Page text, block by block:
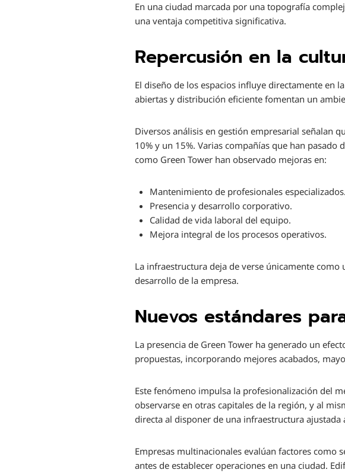
En una ciudad marcada por una topografía
una ventaja competitiva significativa.
Repercusión en la
El diseño de los espacios influye directamente en
abiertas y distribución eficiente fomentan un
Diversos análisis en gestión empresarial señalan
10% y un 15%. Varias compañías que han
como Green Tower han observado mejoras en:
Mantenimiento de profesionales especializados.
Presencia y desarrollo corporativo.
Calidad de vida laboral del equipo.
Mejora integral de los procesos operativos.
La infraestructura deja de verse únicamente
desarrollo de la empresa.
Nuevos estándares
La presencia de Green Tower ha generado un
propuestas, incorporando mejores acabados,
Este fenómeno impulsa la profesionalización del
observarse en otras capitales de la región, y al
directa al disponer de una infraestructura ajustada
Empresas multinacionales evalúan factores como
antes de establecer operaciones en una ciudad.